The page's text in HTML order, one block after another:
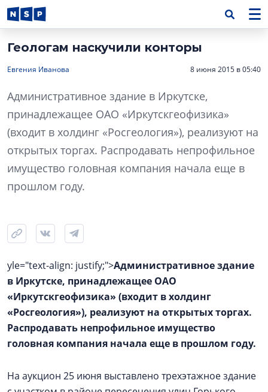
Геологам наскучили конторы
Евгения Иванова 8 июня 2015 в 05:40
Административное здание в Иркутске,
принадлежащее ОАО «Иркутскгеофизика»
(входит в холдинг «Росгеология»), реализуют на
открытых торгах. Распродавать непрофильное
имущество головная компания начала еще в
прошлом году.
yle="text-align: justify;">Административное здание
в Иркутске, принадлежащее ОАО
«Иркутскгеофизика» (входит в холдинг
«Росгеология»), реализуют на открытых торгах.
Распродавать непрофильное имущество
головная компания начала еще в прошлом году.
На аукцион 25 июня выставлено трехэтажное здание